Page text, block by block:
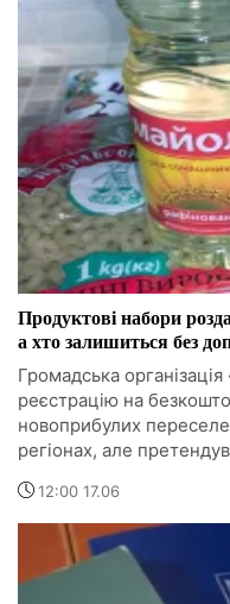
Продуктові набори
а хто залишиться без
Громадська
реєстрацію на
новоприбулих
регіонах, але
12:00 17.06